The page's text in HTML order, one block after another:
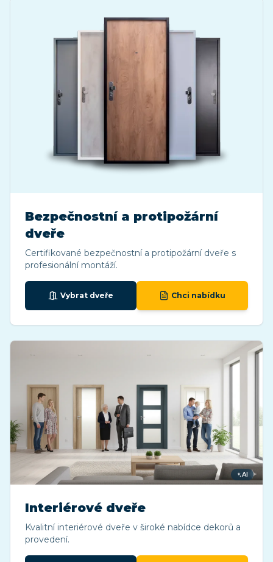
AI
Bezpečnostní a protipožární
dveře
Certifikované bezpečnostní a protipožární dveře s
profesionální montáží.
Vybrat dveře Chci nabídku
Interiérové dveře
Kvalitní interiérové dveře v široké nabídce dekorů a
provedení.